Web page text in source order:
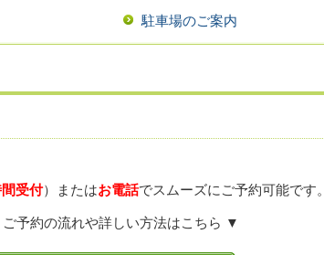
駐車場のご案内
受付）またはお電話でスムーズにご予約可能です。
予約の流れや詳しい方法はこちら ▼